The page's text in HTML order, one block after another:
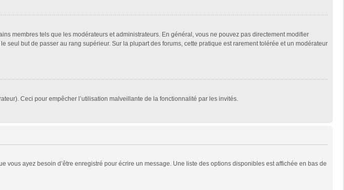
membres tels que les modérateurs et administrateurs. En général, vous ne pouvez pas directement modifier
seul but de passer au rang supérieur. Sur la plupart des forums, cette pratique est rarement tolérée et un modérateur
Ceci pour empêcher l’utilisation malveillante de la fonctionnalité par les invités.
ayez besoin d’être enregistré pour écrire un message. Une liste des options disponibles est affichée en bas de